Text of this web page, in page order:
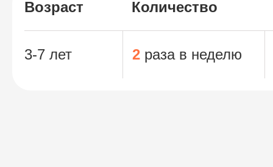
Возраст Количество
3-7 лет 2 раза в неделю